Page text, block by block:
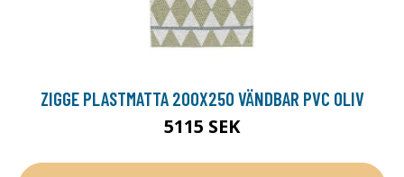
ZIGGE PLASTMATTA 200X250 VÄNDBAR PVC OLIV
5115 SEK